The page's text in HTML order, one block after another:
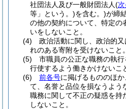
社団法人及び一般財団法人(
等」という。)を含む。)が締
の他の契約について、特定の
いをしないこと。
(4)
政治活動に関し、政治的
れのある寄附を受けないこと。
(5)
市職員の公正な職務の執
行使するよう働きかけないこ
(6)
前各号に掲げるもののほ
て、名誉と品位を損なうよう
職務に関して不正の疑惑を持
しないこと。